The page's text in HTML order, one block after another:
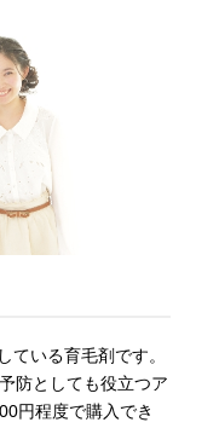
ている育毛剤です。
防としても役立つア
円程度で購入でき